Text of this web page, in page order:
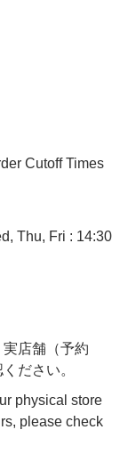
Cutoff Times
Thu, Fri : 14:30
店舗（予約
ださい。
physical store
please check